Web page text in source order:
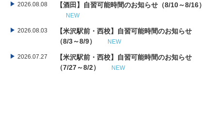
2026.08.08 【酒田】自習可能時間のお知らせ（8/10～8/16）
NEW
2026.08.03
【米沢駅前・西校】自習可能時間のお知らせ
（8/3～8/9）
NEW
2026.07.27
【米沢駅前・西校】自習可能時間のお知らせ
（7/27～8/2）
NEW